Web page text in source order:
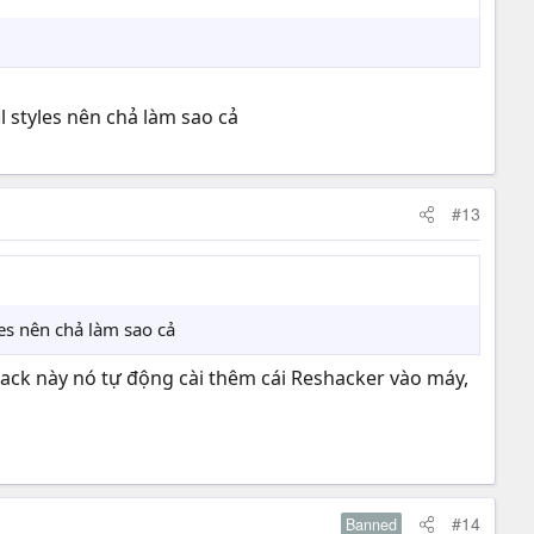
nên chả làm sao cả
#13
nên chả làm sao cả
này nó tự động cài thêm cái Reshacker vào máy,
Banned #14